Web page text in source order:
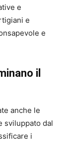
e
e
e
il
anche le
sviluppato dal
i